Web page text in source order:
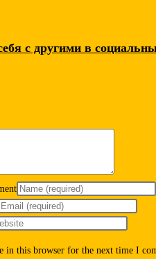
с другими в
in this browser for the next time I